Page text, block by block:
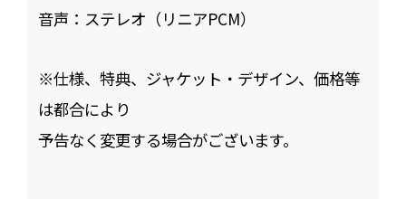
音声： ステレオ（リニアPCM）
※仕様、特典、ジャケット・デザイン、価格等
は都合により
予告なく変更する場合がございます。